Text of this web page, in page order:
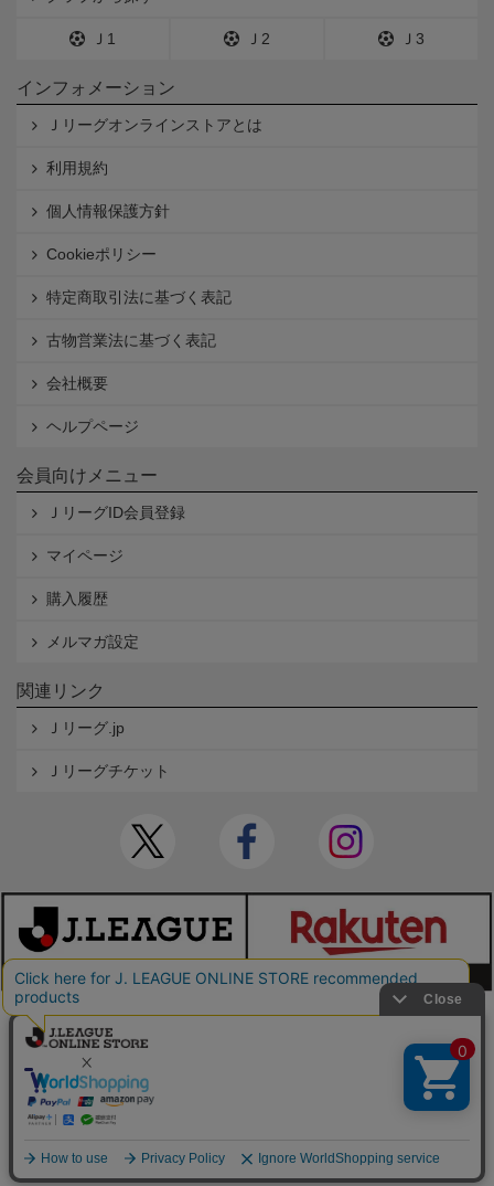
Ｊ1 Ｊ2 Ｊ3
インフォメーション
Ｊリーグオンラインストアとは
利用規約
個人情報保護方針
Cookieポリシー
特定商取引法に基づく表記
古物営業法に基づく表記
会社概要
ヘルプページ
会員向けメニュー
ＪリーグID会員登録
マイページ
購入履歴
メルマガ設定
関連リンク
Ｊリーグ.jp
Ｊリーグチケット
本サイトで使用している文章・画像等の無断での複製・転載を禁止します。
© JAPAN PROFESSIONAL FOOTBALL LEAGUE Rakuten Group, Inc. ALL RIGHTS RE